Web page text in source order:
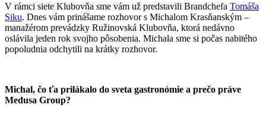
V rámci siete Klubovňa sme vám už predstavili Brandchefa Tomáša
Siku. Dnes vám prinášame rozhovor s Michalom Krasňanským –
manažérom prevádzky Ružinovská Klubovňa, ktorá nedávno
oslávila jeden rok svojho pôsobenia. Michala sme si počas nabitého
popoludnia odchytili na krátky rozhovor.
Michal, čo ťa prilákalo do sveta gastronómie a prečo práve
Medusa Group?